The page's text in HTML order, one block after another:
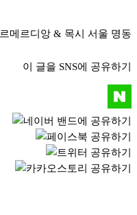
르메르디앙 & 목시 서울 명동
이 글을 SNS에 공유하기